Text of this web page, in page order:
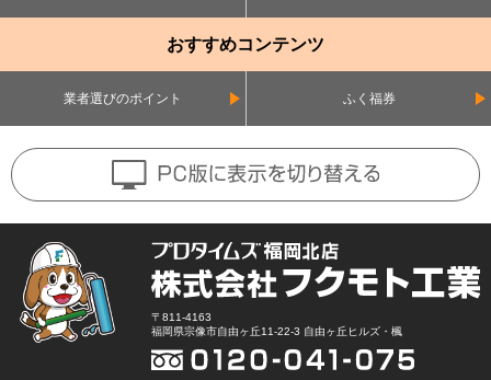
おすすめコンテンツ
業者選びのポイント ふく福券
〒811-4163
福岡県宗像市自由ヶ丘11-22-3 自由ヶ丘ヒルズ・楓